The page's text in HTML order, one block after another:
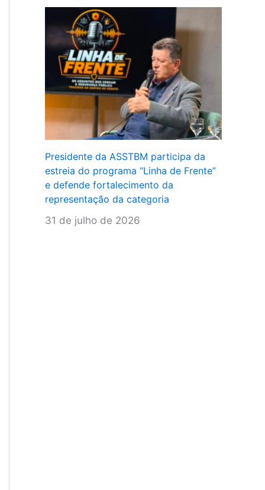
Presidente da ASSTBM participa da
estreia do programa “Linha de Frente”
e defende fortalecimento da
representação da categoria
31 de julho de 2026